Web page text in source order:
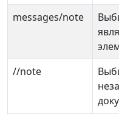
messages/note
//note